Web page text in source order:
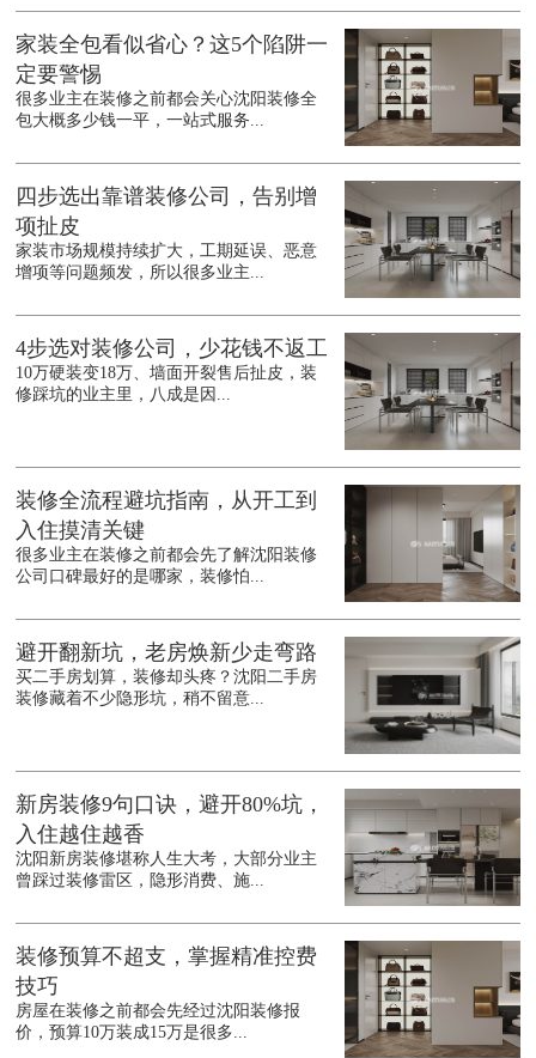
家装全包看似省心？这5个陷阱一
定要警惕
很多业主在装修之前都会关心沈阳装修全
包大概多少钱一平，一站式服务...
四步选出靠谱装修公司，告别增
项扯皮
家装市场规模持续扩大，工期延误、恶意
增项等问题频发，所以很多业主...
4步选对装修公司，少花钱不返工
10万硬装变18万、墙面开裂售后扯皮，装
修踩坑的业主里，八成是因...
装修全流程避坑指南，从开工到
入住摸清关键
很多业主在装修之前都会先了解沈阳装修
公司口碑最好的是哪家，装修怕...
避开翻新坑，老房焕新少走弯路
买二手房划算，装修却头疼？沈阳二手房
装修藏着不少隐形坑，稍不留意...
新房装修9句口诀，避开80%坑，
入住越住越香
沈阳新房装修堪称人生大考，大部分业主
曾踩过装修雷区，隐形消费、施...
装修预算不超支，掌握精准控费
技巧
房屋在装修之前都会先经过沈阳装修报
价，预算10万装成15万是很多...